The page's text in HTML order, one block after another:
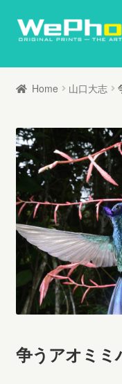
ナ
ゲ
ー
ョ
ン
ス
キ
ッ
プ
コ
テ
ン
へ
ス
ッ
プ
ホーム
お知らせ
写真家列伝
オリジナルプリント
Home 山口大志
争うアオミミ